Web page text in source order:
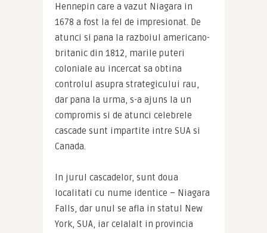
Hennepin care a vazut Niagara in
1678 a fost la fel de impresionat. De
atunci si pana la razboiul americano-
britanic din 1812, marile puteri
coloniale au incercat sa obtina
controlul asupra strategicului rau,
dar pana la urma, s-a ajuns la un
compromis si de atunci celebrele
cascade sunt impartite intre SUA si
Canada.
In jurul cascadelor, sunt doua
localitati cu nume identice – Niagara
Falls, dar unul se afla in statul New
York, SUA, iar celalalt in provincia